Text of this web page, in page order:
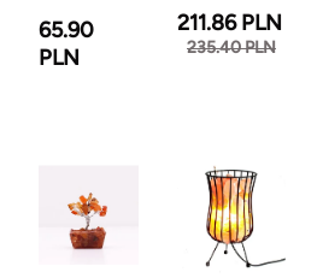
65.90
PLN
211.86 PLN
235.40 PLN